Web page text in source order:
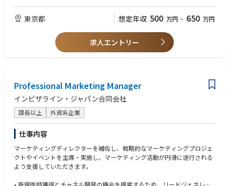
調整
・業務フロー、承認プロセス、文書管理、顧客関連オペレーションの実行
・優先順位・スケジュール・進捗管理およびフォローアップ
・業務プロセスの改善、標準化、最適化の推進
・部門横断の連携および業務整合の推進
・社内外コミュニケーションの円滑化
・会議運営、スケジュール調整、アクション管理
【Project / Operational Excellence】
・組織横断プロジェクトの推進・調整
・業務改善、ワークフロー最適化、標準化の実行
・SOP、業務管理資料等の作成・更新
【Training / Event Operations】
【歓迎要件】
・医療機器、ヘルスケア、製薬業界での経験があれば尚可
・研修運営、認定プログラム、顧客関連業務の経験があれば尚可
・英語：ビジネスレベル尚可
・問題解決力および改善志向
・細部への注意力と業務正確性
・自律性とチーム連携力
・機密情報の適切な取り扱い能力
【テクニカルスキル】
・Microsoft Office（Excel / PowerPoint / Word / Outlook）
・業務管理表、データベース運用経験
東京都 想定年収 500 万円 ~ 650 万円
求人エントリー
Professional Marketing Manager
インビザライン・ジャパン合同会社
課長以上 外資系企業
仕事内容
マーケティングディレクターを補佐し、戦略的なマーケティングプロジェ
クトやイベントを主導・実施し、マーケティング活動が円滑に遂行される
よう支援していただきます。